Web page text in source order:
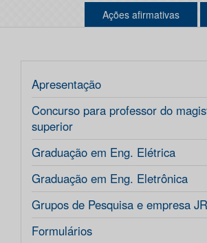
Ações afirmativas
Apresentação
Concurso para professor do
superior
Graduação em Eng. Elétrica
Graduação em Eng. Eletrônica
Grupos de Pesquisa e empresa
Formulários